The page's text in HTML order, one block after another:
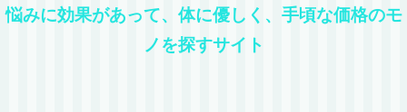
悩みに効果があって、体に優しく、手頃な価格のモ
ノを探すサイト